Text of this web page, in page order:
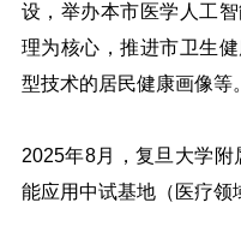
设，举办本市医学人工
理为核心，推进市卫生
型技术的居民健康画像等。
2025年8月，复旦大学附
能应用中试基地（医疗领